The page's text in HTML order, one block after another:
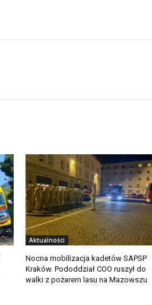
Aktualności
Nocna mobilizacja kadetów SAPSP
Kraków. Pododdział COO ruszył do
walki z pożarem lasu na Mazowszu